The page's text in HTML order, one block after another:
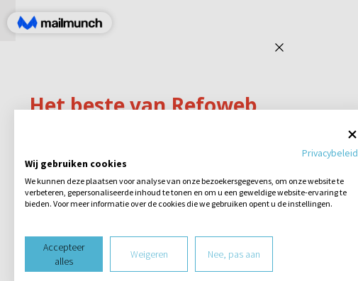
Privacybeleid
Wij gebruiken cookies
We kunnen deze plaatsen voor analyse van onze bezoekersgegevens, om onze website te
verbeteren, gepersonaliseerde inhoud te tonen en om u een geweldige website-ervaring te
bieden. Voor meer informatie over de cookies die we gebruiken opent u de instellingen.
Accepteer
alles
Weigeren Nee, pas aan